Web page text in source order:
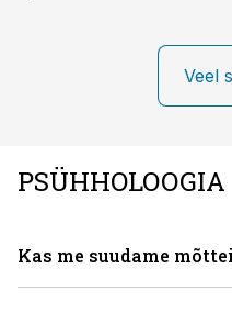
Veel
PSÜHHOLOOGIA
Kas me suudame